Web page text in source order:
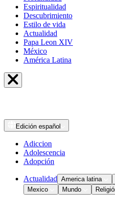
Espiritualidad
Descubrimiento
Estilo de vida
Actualidad
Papa Leon XIV
México
América Latina
Edición español
Adiccion
Adolescencia
Adopción
Actualidad America latina
Mexico
Mundo